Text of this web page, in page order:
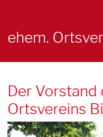
ehem.
Der Vorstand
Ortsvereins